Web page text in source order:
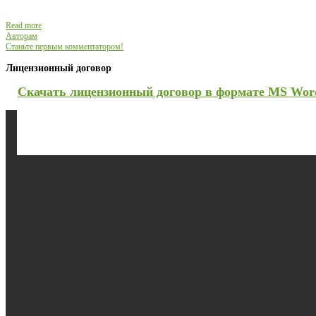
Read more
Авторам
Станьте первым комментатором!
Лицензионный договор
Скачать лицензионный договор в формате MS